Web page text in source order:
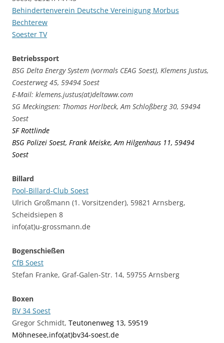
Behindertenverein Deutsche Vereinigung Morbus
Bechterew
Soester TV
Betriebssport
BSG Delta Energy System (vormals CEAG Soest), Klemens Justus,
Coesterweg 45, 59494 Soest
E-Mail: klemens.justus(at)deltaww.com
SG Meckingsen: Thomas Horlbeck, Am Schloßberg 30, 59494
Soest
SF Rottlinde
BSG Polizei Soest, Frank Meiske, Am Hilgenhaus 11, 59494
Soest
Billard
Pool-Billard-Club Soest
Ulrich Großmann (1. Vorsitzender), 59821 Arnsberg,
Scheidsiepen 8
info(at)u-grossmann.de
Bogenschießen
CfB Soest
Stefan Franke, Graf-Galen-Str. 14, 59755 Arnsberg
Boxen
BV 34 Soest
Gregor Schmidt, Teutonenweg 13, 59519
Möhnesee,info(at)bv34-soest.de